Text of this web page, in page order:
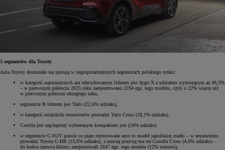
5 segmentów dla Toyoty
Auta Toyoty doskonale się spisują w najpopularniejszych segmentach polskiego rynku:
w kategorii najmniejszych aut zdecydowanym liderem jest Aygo X z udziałem wynoszącym aż 49,3%
– w pierwszym półroczu 2025 roku zarejestrowano 2234 egz. tego modelu, czyli o 22% więcej niż
w pierwszym półroczu ubiegłego roku,
segmencie B liderem jest Yaris (22,6% udziału),
w kategorii miejskich crossoverów prowadzi Yaris Cross (18,1% udziału),
Corolla jest najchętniej wybieranym kompaktem jest (24% udziału).
w segmencie C-SUV prawie co piąte rejestrowane auto to model japońskiej marki – w zestawieniu
prowadzi Toyota C-HR (13,6% udziału), a mocną pozycję ma też Corolla Cross (4,6% udziału) –
do końca czerwca klienci zarejestrowali 2647 egz. tego modelu (12% wzrostu),